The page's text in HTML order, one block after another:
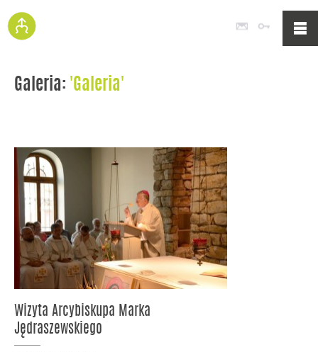
Poczta
Galeria: 'Galeria'
Wizyta Arcybiskupa Marka
Jędraszewskiego